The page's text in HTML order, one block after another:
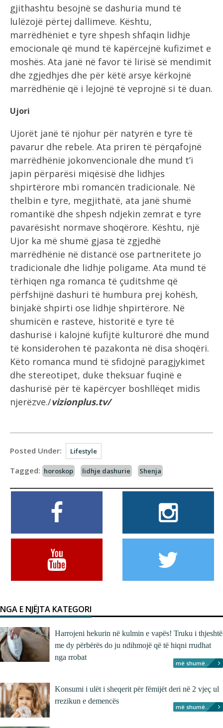
gjithashtu besojnë se dashuria mund të
lulëzojë përtej dallimeve. Kështu,
marrëdhëniet e tyre shpesh shfaqin lidhje
emocionale që mund të kapërcejnë kufizimet e
moshës. Ata janë në favor të lirisë së mendimit
dhe zgjedhjes dhe për këtë arsye kërkojnë
marrëdhënie që i lejojnë të veprojnë si të duan.
Ujori
Ujorët janë të njohur për natyrën e tyre të
pavarur dhe rebele. Ata priren të përqafojnë
marrëdhënie jokonvencionale dhe mund t’i
japin përparësi miqësisë dhe lidhjes
shpirtërore mbi romancën tradicionale. Në
thelbin e tyre, megjithatë, ata janë shumë
romantikë dhe shpesh ndjekin zemrat e tyre
pavarësisht normave shoqërore. Kështu, një
Ujor ka më shumë gjasa të zgjedhë
marrëdhënie në distancë ose partneritete jo
tradicionale dhe lidhje poligame. Ata mund të
tërhiqen nga romanca të çuditshme që
përfshijnë dashuri të humbura prej kohësh,
binjakë shpirti ose lidhje shpirtërore. Në
shumicën e rasteve, historitë e tyre të
dashurisë i kalojnë kufijtë kulturorë dhe mund
të konsiderohen të pazakonta në disa shoqëri.
Këto romanca mund të sfidojnë paragjykimet
dhe stereotipet, duke theksuar fuqinë e
dashurisë për të kapërcyer boshllëqet midis
njerëzve./vizionplus.tv/
Posted Under: Lifestyle
Tagged: horoskop lidhje dashurie Shenja
NGA E NJËJTA KATEGORI
Harrojeni hekurin në kulmin e vapës! Truku i thjeshtë
me dy përbërës do ju ndihmojë që të hiqni rrudhat
nga rrobat
më shumë...
Konsumi i ulët i sheqerit për fëmijët deri në 2 vjeç ul
rrezikun e demencës
më shumë...